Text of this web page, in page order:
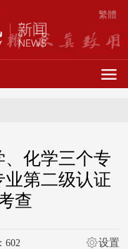
繁體
化学三个专
第二级认证
查
602 设置